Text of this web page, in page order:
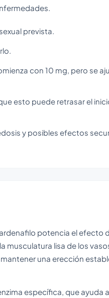
prevista.
con 10 mg, pero se
esto puede retrasar el
y posibles efectos
potencia el efecto
musculatura lisa de los
una erección
específica, que ayuda